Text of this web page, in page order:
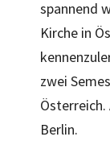
spannend
Kirche in
zwei
Berlin.